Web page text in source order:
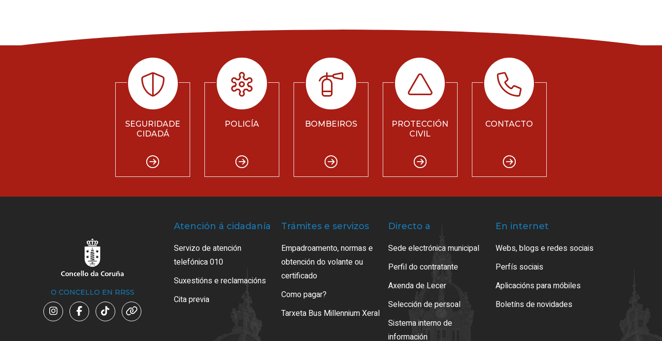
SEGURIDADE
CIDADÁ
POLICÍA BOMBEIROS
PROTECCIÓN
CIVIL
CONTACTO
O CONCELLO EN RRSS
Atención á cidadanía
Servizo de atención
telefónica 010
Suxestións e reclamacións
Cita previa
Trámites e servizos
Empadroamento, normas e
obtención do volante ou
certificado
Como pagar?
Tarxeta Bus Millennium Xeral
Directo a
Sede electrónica municipal
Perfil do contratante
Axenda de Lecer
Selección de persoal
Sistema interno de
información
En internet
Webs, blogs e redes sociais
Perfís sociais
Aplicacións para móbiles
Boletíns de novidades